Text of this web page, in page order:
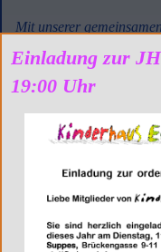
Einladung zur
19:00 Uhr
Mit unserer
Ramstadt, 210
Jugendeinrichtungen in